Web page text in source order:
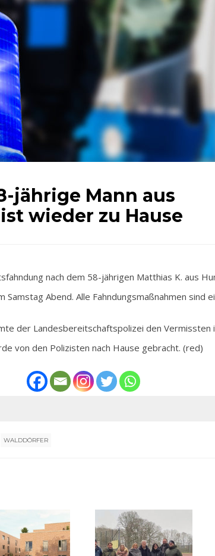
jährige Mann aus
wieder zu Hause
nach dem 58-jährigen Matthias K. aus
Abend. Alle Fahndungsmaßnahmen sind
der Landesbereitschaftspolizei den
von den Polizisten nach Hause gebracht. (red)
WALDDÖRFER